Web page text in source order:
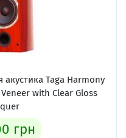
Taga Harmony
with Clear Gloss
грн